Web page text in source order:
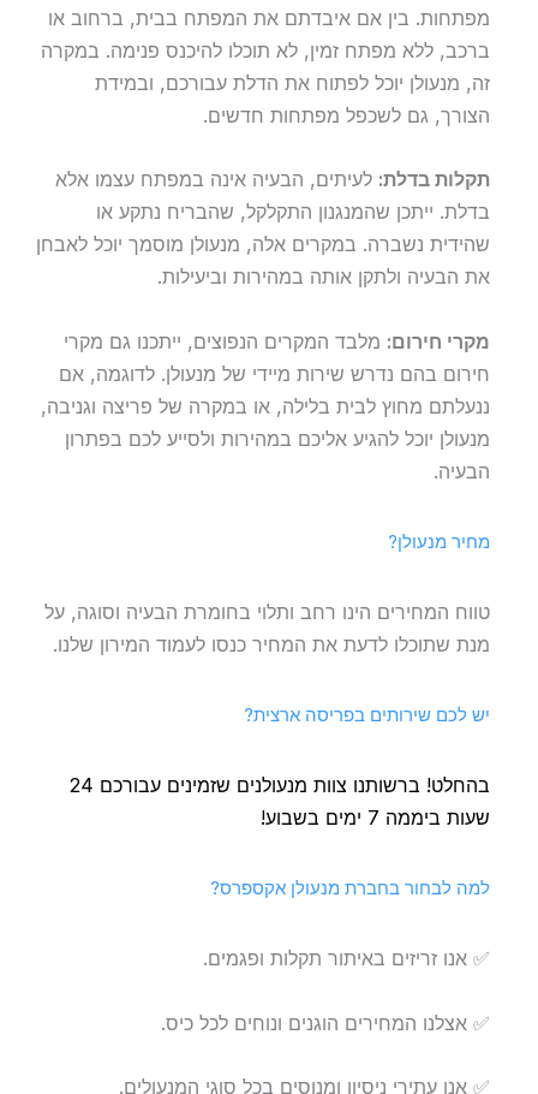
מפתחות. בין אם איבדתם את המפתח בבית, ברחוב או
ברכב, ללא מפתח זמין, לא תוכלו להיכנס פנימה. במקרה
זה, מנעולן יוכל לפתוח את הדלת עבורכם, ובמידת
הצורך, גם לשכפל מפתחות חדשים.
תקלות בדלת: לעיתים, הבעיה אינה במפתח עצמו אלא
בדלת. ייתכן שהמנגנון התקלקל, שהבריח נתקע או
שהידית נשברה. במקרים אלה, מנעולן מוסמך יוכל לאבחן
את הבעיה ולתקן אותה במהירות וביעילות.
מקרי חירום: מלבד המקרים הנפוצים, ייתכנו גם מקרי
חירום בהם נדרש שירות מיידי של מנעולן. לדוגמה, אם
ננעלתם מחוץ לבית בלילה, או במקרה של פריצה וגניבה,
מנעולן יוכל להגיע אליכם במהירות ולסייע לכם בפתרון
הבעיה.
מחיר מנעולן?
טווח המחירים הינו רחב ותלוי בחומרת הבעיה וסוגה, על
מנת שתוכלו לדעת את המחיר כנסו לעמוד המירון שלנו.
יש לכם שירותים בפריסה ארצית?
בהחלט! ברשותנו צוות מנעולנים שזמינים עבורכם 24
שעות ביממה 7 ימים בשבוע!
למה לבחור בחברת מנעולן אקספרס?
✅ אנו זריזים באיתור תקלות ופגמים.
✅ אצלנו המחירים הוגנים ונוחים לכל כיס.
✅ אנו עתירי ניסיון ומנוסים בכל סוגי המנעולים.